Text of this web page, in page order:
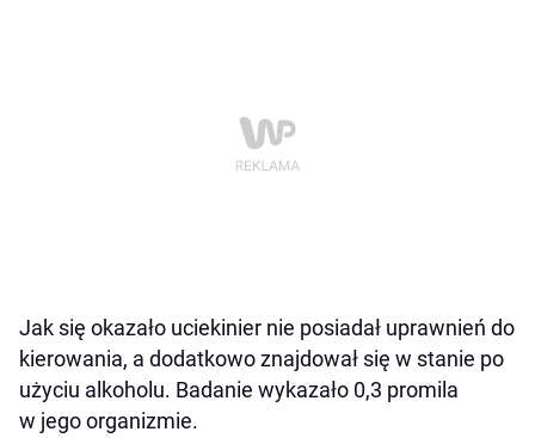
Jak się okazało uciekinier nie posiadał uprawnień do
kierowania, a dodatkowo znajdował się w stanie po
użyciu alkoholu. Badanie wykazało 0,3 promila
w jego organizmie.